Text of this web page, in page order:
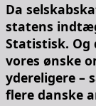
Da
statens
Statistisk. Og
vores ønske
ydereligere –
flere danske